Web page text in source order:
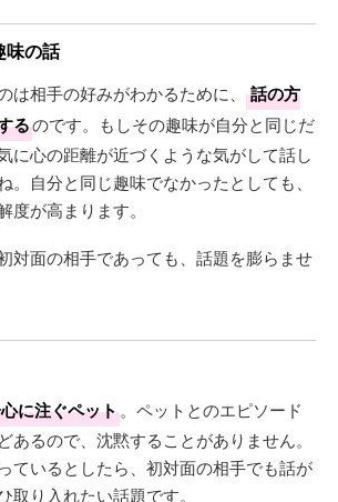
味の話
は相手の好みがわかるために、
話の方
るのです。もしその趣味が自分と同じだ
に心の距離が近づくような気がして話し
。自分と同じ趣味でなかったとしても、
度が高まります。
対面の相手であっても、話題を膨らませ
に注ぐペット。ペットとのエピソード
あるので、沈黙することがありません。
ているとしたら、初対面の相手でも話が
取り入れたい話題です。